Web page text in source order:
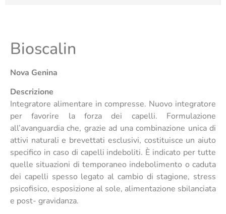
Bioscalin
Nova Genina
Descrizione
Integratore alimentare in compresse. Nuovo integratore
per favorire la forza dei capelli. Formulazione
all’avanguardia che, grazie ad una combinazione unica di
attivi naturali e brevettati esclusivi, costituisce un aiuto
specifico in caso di capelli indeboliti. È indicato per tutte
quelle situazioni di temporaneo indebolimento o caduta
dei capelli spesso legato al cambio di stagione, stress
psicofisico, esposizione al sole, alimentazione sbilanciata
e post- gravidanza.